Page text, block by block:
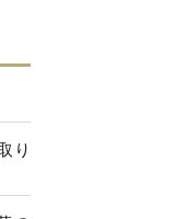
り